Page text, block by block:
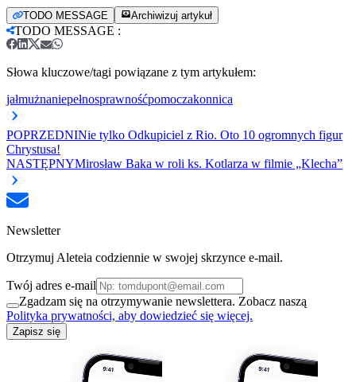
TODO MESSAGE Archiwizuj artykuł
TODO MESSAGE :
Słowa kluczowe/tagi powiązane z tym artykułem:
jałmużnaniepełnosprawnośćpomoczakonnica
POPRZEDNINie tylko Odkupiciel z Rio. Oto 10 ogromnych figur
Chrystusa!
NASTĘPNYMirosław Baka w roli ks. Kotlarza w filmie „Klecha”
Newsletter
Otrzymuj Aleteia codziennie w swojej skrzynce e-mail.
Twój adres e-mail
Zgadzam się na otrzymywanie newslettera. Zobacz naszą
Polityka prywatności, aby dowiedzieć się więcej.
Zapisz się